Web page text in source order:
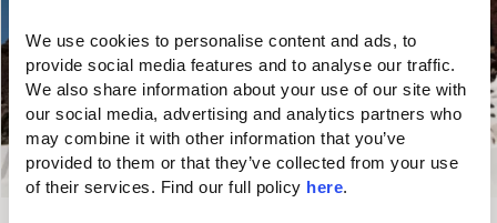
We use cookies to personalise content and ads, to
provide social media features and to analyse our traffic.
We also share information about your use of our site with
our social media, advertising and analytics partners who
may combine it with other information that you’ve
provided to them or that they’ve collected from your use
of their services. Find our full policy here.